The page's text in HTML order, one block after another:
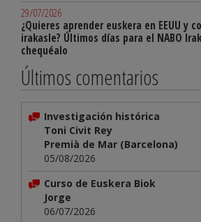
29/07/2026
¿Quieres aprender euskera en EEUU y
irakasle? Últimos días para el NABO
chequéalo
Últimos comentarios
Investigación histórica
Toni Civit Rey
Premià de Mar (Barcelona)
05/08/2026
Curso de Euskera Biok
Jorge
06/07/2026